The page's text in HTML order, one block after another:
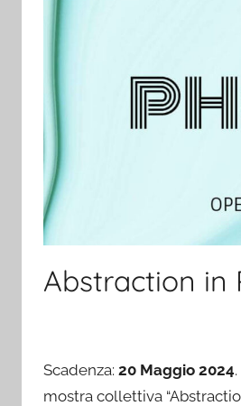
Abstraction in
Scadenza: 20 Maggio 2024
mostra collettiva